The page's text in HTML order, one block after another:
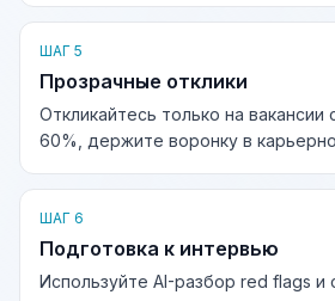
ШАГ 5
Прозрачные отклики
Откликайтесь только на вакансии
60%, держите воронку в
ШАГ 6
Подготовка к интервью
Используйте AI-разбор red flags и